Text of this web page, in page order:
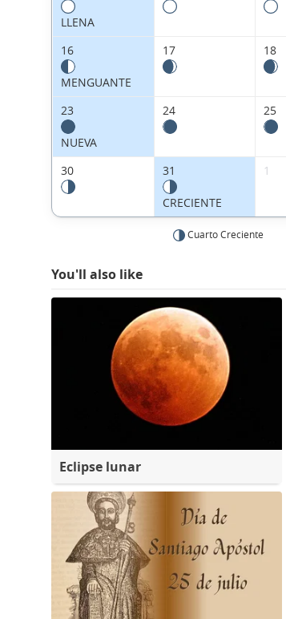
LLENA
16
MENGUANTE
17 18
23
NUEVA
24 25
30 31
CRECIENTE
1
Cuarto Creciente
You'll also like
Eclipse lunar